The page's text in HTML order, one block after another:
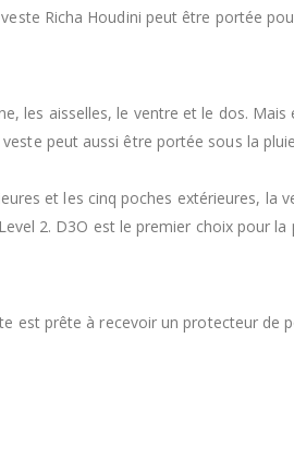
Richa Houdini peut être portée
les aisselles, le ventre et le dos. Mais
peut aussi être portée sous la
et les cinq poches extérieures, la
2. D3O est le premier choix pour la
est prête à recevoir un protecteur de